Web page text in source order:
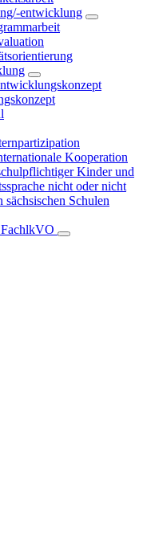
entwicklung
Kooperation
Kinder und
nicht oder nicht
Schulen